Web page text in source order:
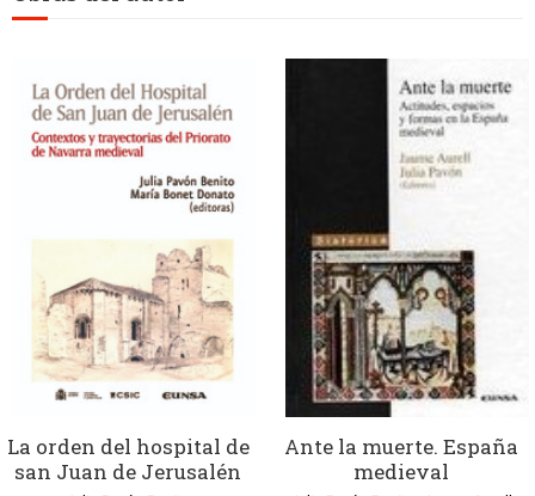
La orden del hospital de
san Juan de Jerusalén
Ante la muerte. España
medieval